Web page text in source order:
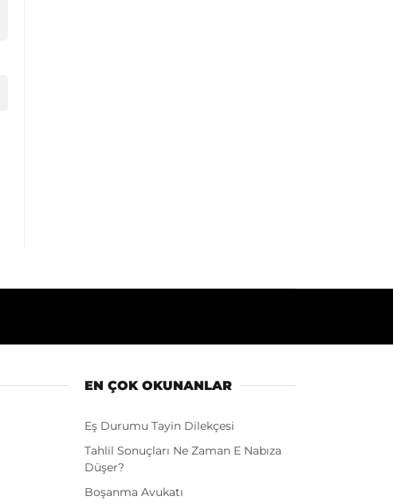
EN ÇOK OKUNANLAR
Eş Durumu Tayin Dilekçesi
Tahlil Sonuçları Ne Zaman E Nabıza
Düşer?
Boşanma Avukatı